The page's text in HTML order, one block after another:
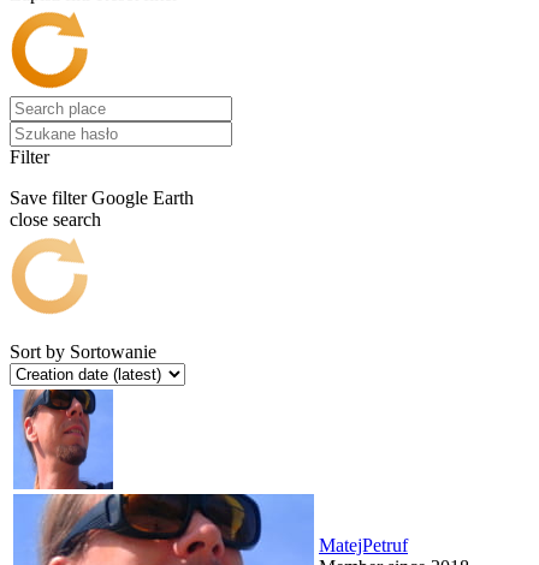
Filter
Save filter Google Earth
close search
Sort by Sortowanie
MatejPetruf